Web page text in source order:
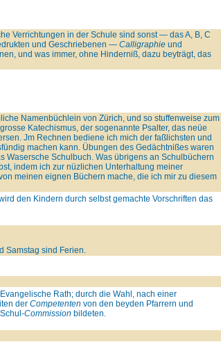
Verrichtungen in der Schule sind sonst — das A, B, C
und Geschriebenen — Calligraphieund
und was immer, ohne Hinderniß, dazu beyträgt, das
Namenbüchlein von Zürich, und so stuffenweise zum
Katechismus, der sogenannte Psalter, das neüe
Jm Rechnen bediene ich mich der faßlichsten und
machen kann. Übungen des Gedächtnißes waren
Wasersche Schulbuch. Was übrigens an Schulbüchern
indem ich zur nüzlichen Unterhaltung meiner
meinen eignen Büchern mache, die ich mir zu diesem
den Kindern durch selbst gemachte Vorschriften das
Samstag sind Ferien.
Rath; durch die Wahl, nach einer
der Competenten von den beyden Pfarrern und
Commission bildeten.